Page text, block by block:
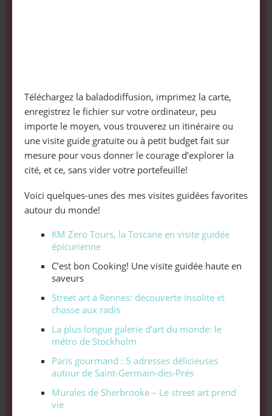
Téléchargez la baladodiffusion, imprimez la carte,
enregistrez le fichier sur votre ordinateur, peu
importe le moyen, vous trouverez un itinéraire ou
une visite guide gratuite ou à petit budget fait sur
mesure pour vous donner le courage d’explorer la
cité, et ce, sans vider votre portefeuille!
Voici quelques-unes des mes visites guidées favorites
autour du monde!
KM Zero Tours, la Toscane en visite guidée
épicurienne
C’est bon Cooking! Une visite guidée haute en
saveurs
Street art à Rennes: découverte insolite et
chasse aux radis
La plus longue galerie d’art du monde: le
métro de Stockholm
Paris gourmand : 5 adresses délicieuses
autour de Saint-Germain-des-Prés
Murales de Sherbrooke – Le street art prend
vie